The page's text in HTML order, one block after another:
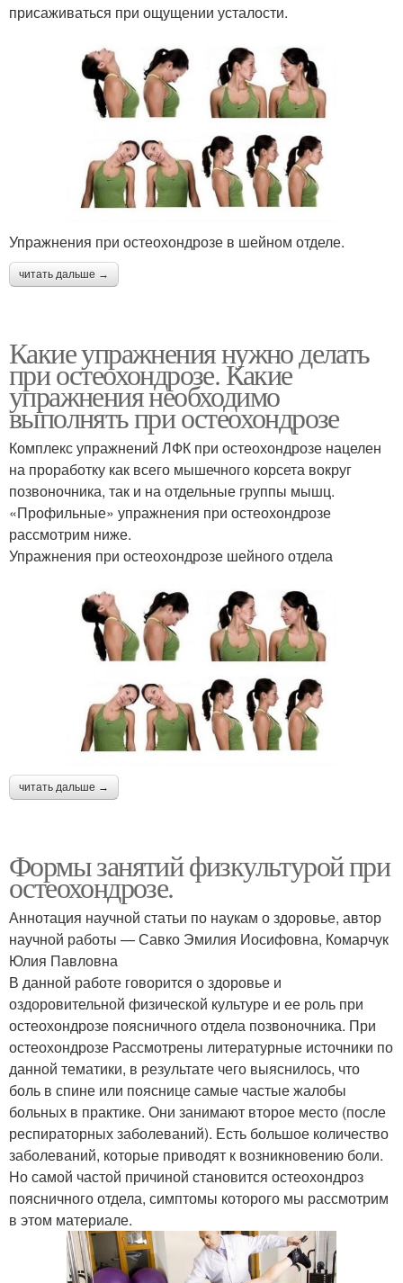
присаживаться при ощущении усталости.
Упражнения при остеохондрозе в шейном отделе.
читать дальше →
Какие упражнения нужно делать
при остеохондрозе. Какие
упражнения необходимо
выполнять при остеохондрозе
Комплекс упражнений ЛФК при остеохондрозе нацелен
на проработку как всего мышечного корсета вокруг
позвоночника, так и на отдельные группы мышц.
«Профильные» упражнения при остеохондрозе
рассмотрим ниже.
Упражнения при остеохондрозе шейного отдела
читать дальше →
Формы занятий физкультурой при
остеохондрозе.
Аннотация научной статьи по наукам о здоровье, автор
научной работы — Савко Эмилия Иосифовна, Комарчук
Юлия Павловна
В данной работе говорится о здоровье и
оздоровительной физической культуре и ее роль при
остеохондрозе поясничного отдела позвоночника. При
остеохондрозе Рассмотрены литературные источники по
данной тематики, в результате чего выяснилось, что
боль в спине или пояснице самые частые жалобы
больных в практике. Они занимают второе место (после
респираторных заболеваний). Есть большое количество
заболеваний, которые приводят к возникновению боли.
Но самой частой причиной становится остеохондроз
поясничного отдела, симптомы которого мы рассмотрим
в этом материале.